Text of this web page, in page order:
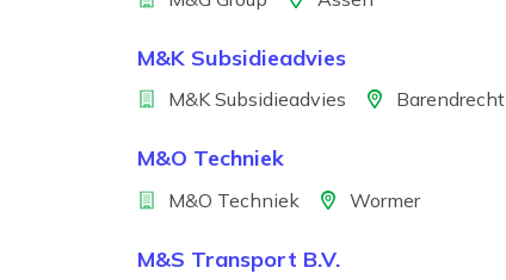
M&K Subsidieadvies
BedrijfM&K Subsidieadvies LocatieBarendrecht
M&O Techniek
BedrijfM&O Techniek LocatieWormer
M&S Transport B.V.